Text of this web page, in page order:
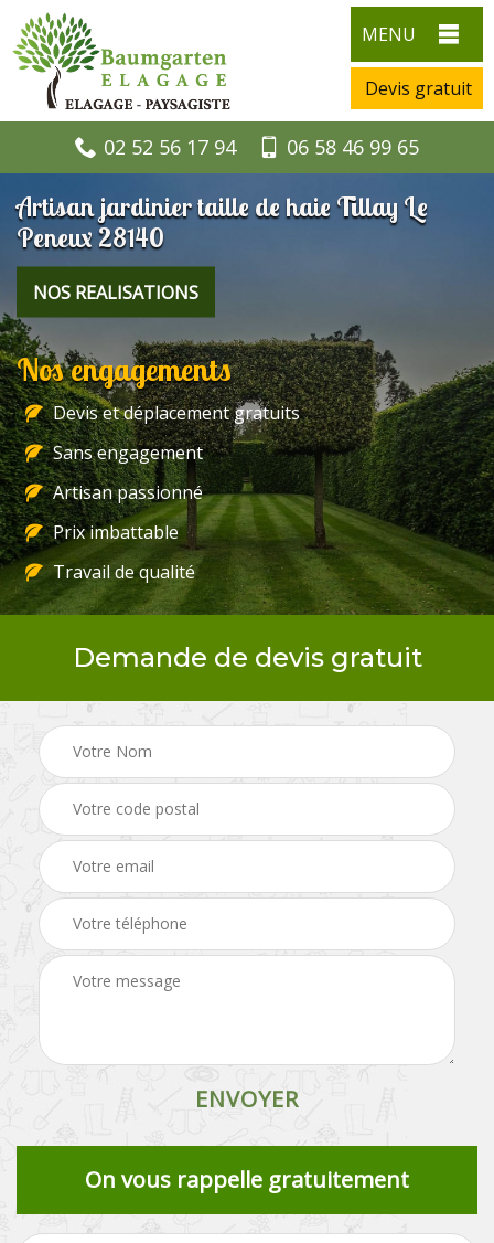
MENU
Devis gratuit
02 52 56 17 94 06 58 46 99 65
Artisan jardinier taille de haie Tillay Le
Peneux 28140
NOS REALISATIONS
Nos engagements
Devis et déplacement gratuits
Sans engagement
Artisan passionné
Prix imbattable
Travail de qualité
Demande de devis gratuit
On vous rappelle gratuitement